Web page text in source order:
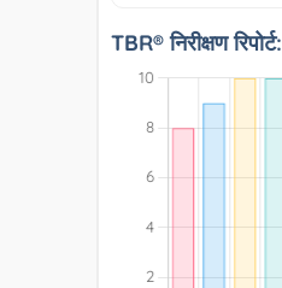
TBR® निरीक्षण रिपोर्ट: